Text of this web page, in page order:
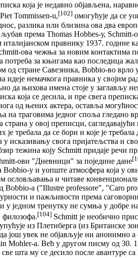
која је недавно објављена,
Tommissen-u,[102] омогућује да се
разлика или близина ова два
љубав према Thomas Hobbes-у, Schmitt-
италијанском правнику 1937. године
ова чежња за новим контактима
потреба за књигама као последица
од стране Савезника, Bobbio-во врло
идеје немачкога правника у својим
да њихова имена стоје у заглављу
која се десила, и пре свега
од њених актера, оставља
на траговима једног споља гледано
страна у овој преписци,
је требала да се бори и које је
у исказивању свога пријатељства и
тежина коју Schmitt придаје речи
ови "Дневници" за поједине дане
Bobbio-у и уопште атмосфера која у
ословљавања и читаве
Bobbio-а ("Illustre professore", "Caro
и пажљивости према
у једном тренутку не сумња у добре
филозофа.[104] Schmitt је необично
из Плетнберга (из Британске
још увек не објављује ни анонимно
Mohler-a. Већ у другом писму од 30.
све шта му се десило после авантуре